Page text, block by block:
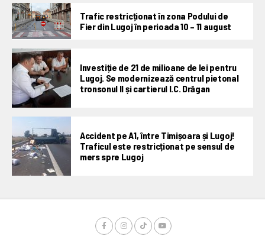
Trafic restricționat în zona Podului de
Fier din Lugoj în perioada 10 – 11 august
Investiție de 21 de milioane de lei pentru
Lugoj. Se modernizează centrul pietonal
tronsonul II și cartierul I.C. Drăgan
Accident pe A1, între Timișoara și Lugoj!
Traficul este restricționat pe sensul de
mers spre Lugoj